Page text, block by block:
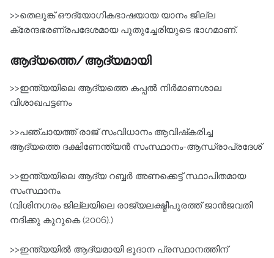
>>തെലുങ്ക് ഔദ്യോഗികഭാഷയായ യാനം ജില്ല
ക്രേന്ദഭരണ്രപദേശമായ പുതുച്ചേരിയുടെ ഭാഗമാണ്‌.
ആദ്യത്തെ/ആദ്യമായി
>>ഇന്ത്യയിലെ ആദ്യത്തെ കപ്പല്‍ നിര്‍മാണശാല
വിശാഖപട്ടണം
>>പഞ്ചായത്ത്‌ രാജ്‌ സംവിധാനം ആവിഷ്‌കരിച്ച
ആദ്യത്തെ ദക്ഷിണേന്ത്യന്‍ സംസ്ഥാനം-ആന്ധ്രാപ്രദേശ്‌
>>ഇന്ത്യയിലെ ആദ്യ റബ്ബര്‍ അണക്കെട്ട്‌ സ്ഥാപിതമായ
സംസ്ഥാനം.
(വിശിനഗരം ജില്ലയിലെ രാജ്യലക്ഷ്മീപുരത്ത്‌ ജാന്‍ജവതി
നദിക്കു കുറുകെ (2006).)
>>ഇന്ത്യയില്‍ ആദ്യമായി ഭൂദാന പ്രസ്ഥാനത്തിന്‌